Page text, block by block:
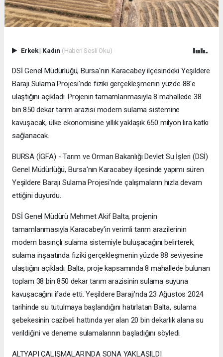
Erkek| Kadın (Haberi Sesli Oku)
DSİ Genel Müdürlüğü, Bursa'nın Karacabey ilçesindeki Yeşildere
Barajı Sulama Projesi'nde fiziki gerçekleşmenin yüzde 88'e
ulaştığını açıkladı. Projenin tamamlanmasıyla 8 mahallede 38
bin 850 dekar tarım arazisi modern sulama sistemine
kavuşacak, ülke ekonomisine yıllık yaklaşık 650 milyon lira katkı
sağlanacak.
BURSA (İGFA) - Tarım ve Orman Bakanlığı Devlet Su İşleri (DSİ)
Genel Müdürlüğü, Bursa'nın Karacabey ilçesinde yapımı süren
Yeşildere Barajı Sulama Projesi'nde çalışmaların hızla devam
ettiğini duyurdu.
DSİ Genel Müdürü Mehmet Akif Balta, projenin
tamamlanmasıyla Karacabey'in verimli tarım arazilerinin
modern basınçlı sulama sistemiyle buluşacağını belirterek,
sulama inşaatında fiziki gerçekleşmenin yüzde 88 seviyesine
ulaştığını açıkladı. Balta, proje kapsamında 8 mahallede bulunan
toplam 38 bin 850 dekar tarım arazisinin sulama suyuna
kavuşacağını ifade etti. Yeşildere Barajı'nda 23 Ağustos 2024
tarihinde su tutulmaya başlandığını hatırlatan Balta, sulama
şebekesinin cazibeli hattında yer alan 20 bin dekarlık alana su
verildiğini ve deneme sulamalarının başladığını söyledi.
ALTYAPI ÇALIŞMALARINDA SONA YAKLAŞILDI